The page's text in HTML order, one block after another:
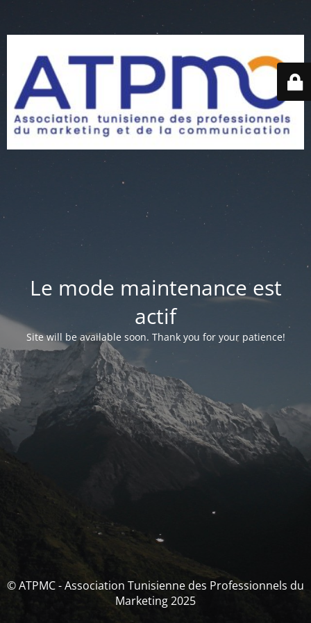
Le mode maintenance est
actif
Site will be available soon. Thank you for your patience!
© ATPMC - Association Tunisienne des Professionnels du
Marketing 2025